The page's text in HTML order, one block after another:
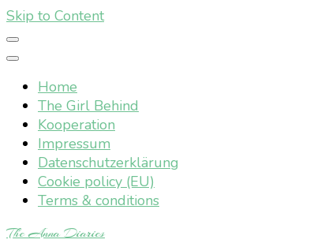
Skip to Content
Home
The Girl Behind
Kooperation
Impressum
Datenschutzerklärung
Cookie policy (EU)
Terms & conditions
The Anna Diaries